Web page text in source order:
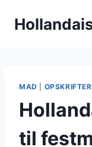
MAD OPSKRIFTER
til